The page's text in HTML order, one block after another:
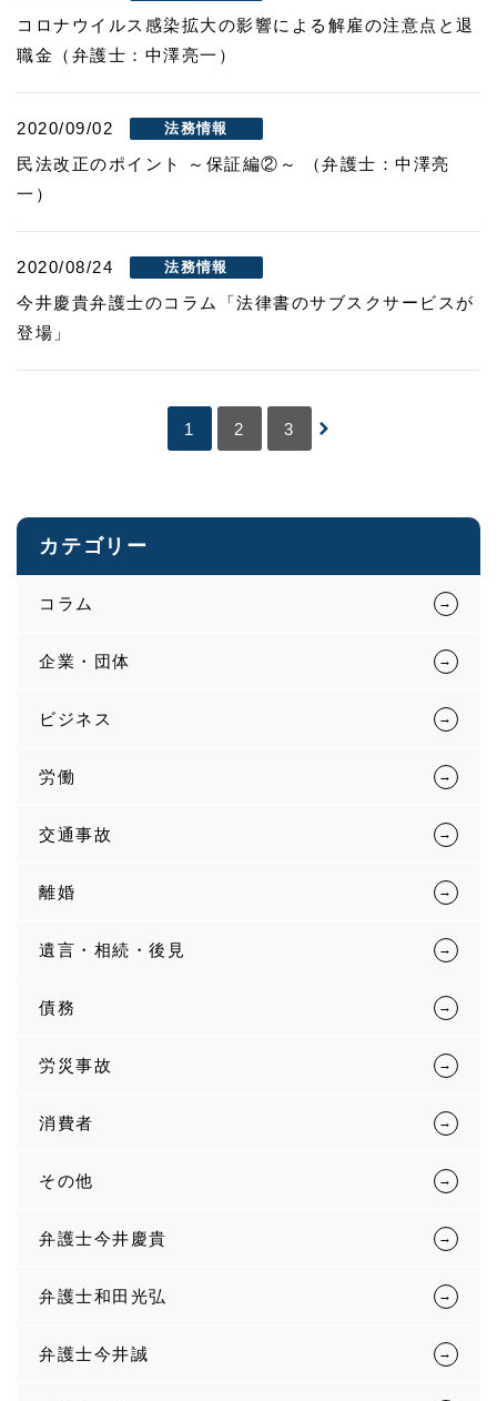
コロナウイルス感染拡大の影響による解雇の注意点と退
職金（弁護士：中澤亮一）
2020/09/02 法務情報
民法改正のポイント ～保証編②～ （弁護士：中澤亮
一）
2020/08/24 法務情報
今井慶貴弁護士のコラム「法律書のサブスクサービスが
登場」
1 2 3
カテゴリー
コラム
企業・団体
ビジネス
労働
交通事故
離婚
遺言・相続・後見
債務
労災事故
消費者
その他
弁護士今井慶貴
弁護士和田光弘
弁護士今井誠